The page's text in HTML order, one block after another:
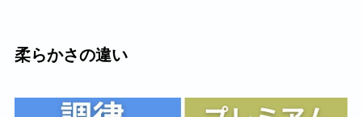
柔らかさの違い